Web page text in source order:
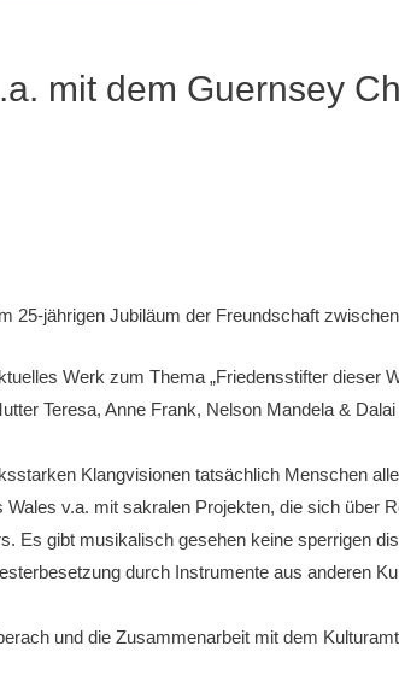
mit dem Guernsey
jährigen Jubiläum der Freundschaft
Werk zum Thema „Friedensstifter dieser
Teresa, Anne Frank, Nelson Mandela &
Klangvisionen tatsächlich Menschen
v.a. mit sakralen Projekten, die sich über
Es gibt musikalisch gesehen keine sperrigen
durch Instrumente aus anderen
und die Zusammenarbeit mit dem